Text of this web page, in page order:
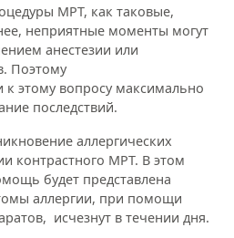
МРТ, как таковые,
неприятные моменты могут
анестезии или
Поэтому
к этому вопросу максимально
последствий.
аллергических
контрастного МРТ. В этом
будет представлена
аллергии, при помощи
исчезнут в течении дня.